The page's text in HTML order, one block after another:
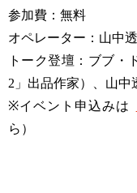
参加費：無料
オペレーター：山中
トーク登壇：ブブ・
2」出品作家）、山中
※イベント申込みは
ら）